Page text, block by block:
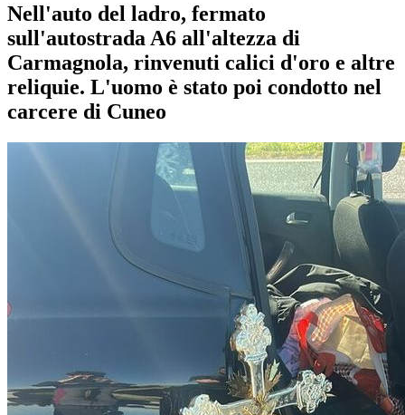
Nell'auto del ladro, fermato
sull'autostrada A6 all'altezza di
Carmagnola, rinvenuti calici d'oro e altre
reliquie. L'uomo è stato poi condotto nel
carcere di Cuneo